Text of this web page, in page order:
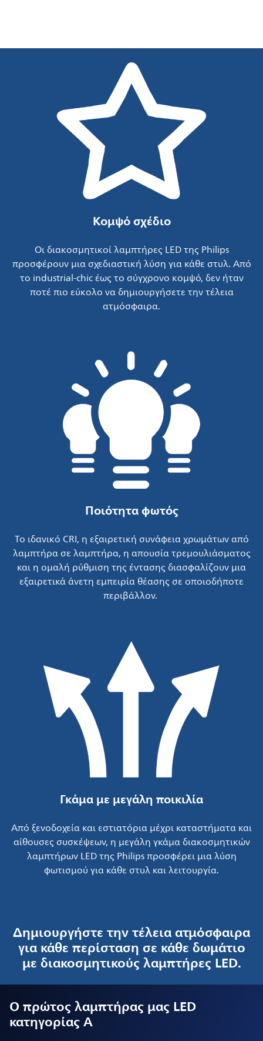
Κομψό σχέδιο
Οι διακοσμητικοί λαμπτήρες LED της Philips
προσφέρουν μια σχεδιαστική λύση για κάθε στυλ. Από
το industrial-chic έως το σύγχρονο κομψό, δεν ήταν
ποτέ πιο εύκολο να δημιουργήσετε την τέλεια
ατμόσφαιρα.
Ποιότητα φωτός
Το ιδανικό CRI, η εξαιρετική συνάφεια χρωμάτων από
λαμπτήρα σε λαμπτήρα, η απουσία τρεμουλιάσματος
και η ομαλή ρύθμιση της έντασης διασφαλίζουν μια
εξαιρετικά άνετη εμπειρία θέασης σε οποιοδήποτε
περιβάλλον.
Γκάμα με μεγάλη ποικιλία
Από ξενοδοχεία και εστιατόρια μέχρι καταστήματα και
αίθουσες συσκέψεων, η μεγάλη γκάμα διακοσμητικών
λαμπτήρων LED της Philips προσφέρει μια λύση
φωτισμού για κάθε στυλ και λειτουργία.
Δημιουργήστε την τέλεια ατμόσφαιρα
για κάθε περίσταση σε κάθε δωμάτιο
με διακοσμητικούς λαμπτήρες LED.
Ο πρώτος λαμπτήρας μας LED
κατηγορίας A